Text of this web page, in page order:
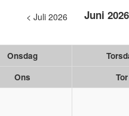
< Juli 2026 Juni 2026
Onsdag
Ons Tor